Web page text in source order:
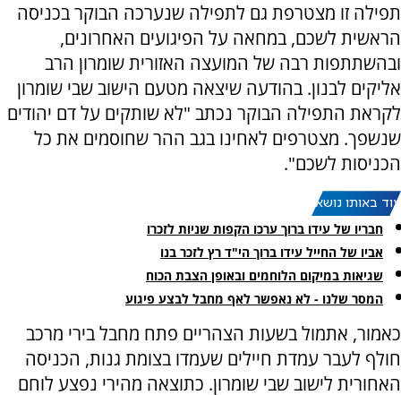
תפילה זו מצטרפת גם לתפילה שנערכה הבוקר בכניסה
הראשית לשכם, במחאה על הפיגועים האחרונים,
ובהשתתפות רבה של המועצה האזורית שומרון הרב
אליקים לבנון. בהודעה שיצאה מטעם הישוב שבי שומרון
לקראת התפילה הבוקר נכתב "לא שותקים על דם יהודים
שנשפך. מצטרפים לאחינו בגב ההר שחוסמים את כל
הכניסות לשכם".
עוד באותו נושא:
חבריו של עידו ברוך ערכו הקפות שניות לזכרו
אביו של החייל עידו ברוך הי"ד רץ לזכר בנו
שגיאות במיקום הלוחמים ובאופן הצבת הכוח
המסר שלנו - לא נאפשר לאף מחבל לבצע פיגוע
כאמור, אתמול בשעות הצהריים פתח מחבל בירי מרכב
חולף לעבר עמדת חיילים שעמדו בצומת גנות, הכניסה
האחורית לישוב שבי שומרון. כתוצאה מהירי נפצע לוחם